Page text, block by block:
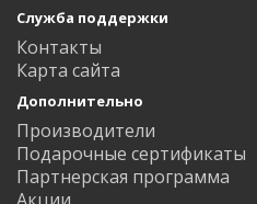
Служба поддержки
Контакты
Карта сайта
Дополнительно
Производители
Подарочные сертификаты
Партнерская программа